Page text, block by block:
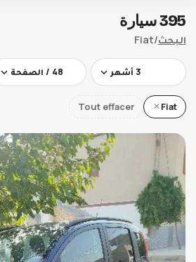
الرئيسية
البحث
Fiat
395 سيارة
البحث/
Fiat
3 أشهر 48 / الصفحة
Fiat
Tout effacer